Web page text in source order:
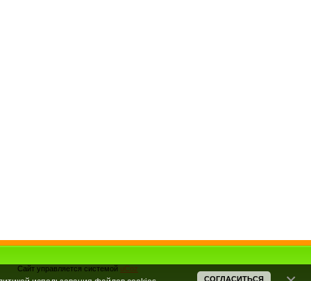
Сайт управляется системой uCoz
СОГЛАСИТЬСЯ